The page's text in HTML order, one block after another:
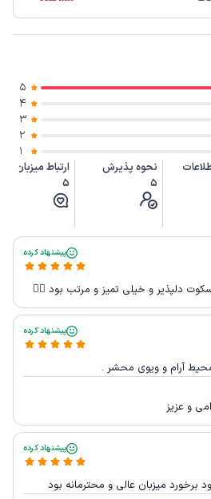
5
4
3
2
1
نحوه پذیرش
5
ارتباط میزبان
5
پیشنهاد کرده
دلپذیر و خیلی تمیز و مرتب بود 👍🏻
پیشنهاد کرده
آرام و ویوی محشر .
و عزیز
پیشنهاد کرده
برخورد میزبان عالی و محترمانه بود